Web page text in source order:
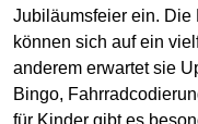
Jubiläumsfeier ein.
können sich auf ein
anderem erwartet sie
Bingo,
für Kinder gibt es